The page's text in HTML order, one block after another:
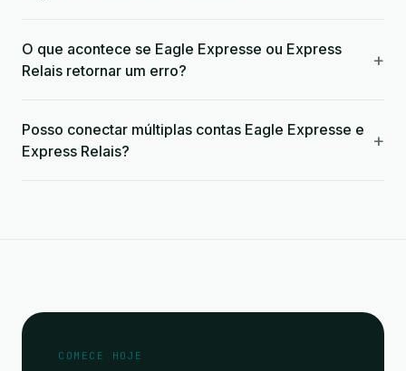
O que acontece se Eagle Expresse ou Express
Relais retornar um erro?
+
Posso conectar múltiplas contas Eagle Expresse e
Express Relais?
+
COMECE HOJE